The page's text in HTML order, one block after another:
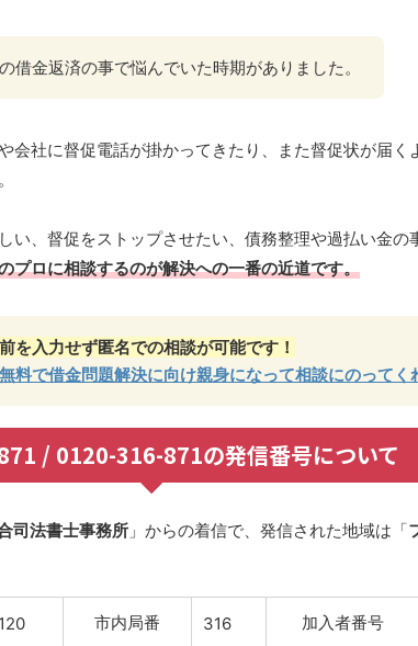
借金返済の事で悩んでいた時期がありました。
会社に督促電話が掛かってきたり、また督促状が届く
い、督促をストップさせたい、債務整理や過払い金の
プロに相談するのが解決への一番の近道です。
を入力せず匿名での相談が可能です！
料で借金問題解決に向け親身になって相談にのってく
/ 0120-316-871の発信番号について
司法書士事務所 」からの着信で、発信された地域は「
市内局番 316 加入者番号